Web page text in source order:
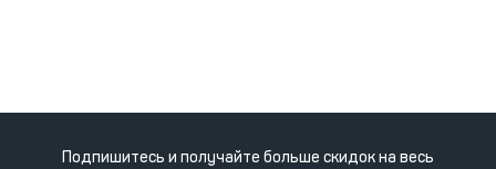
Подпишитесь и получайте больше скидок на весь